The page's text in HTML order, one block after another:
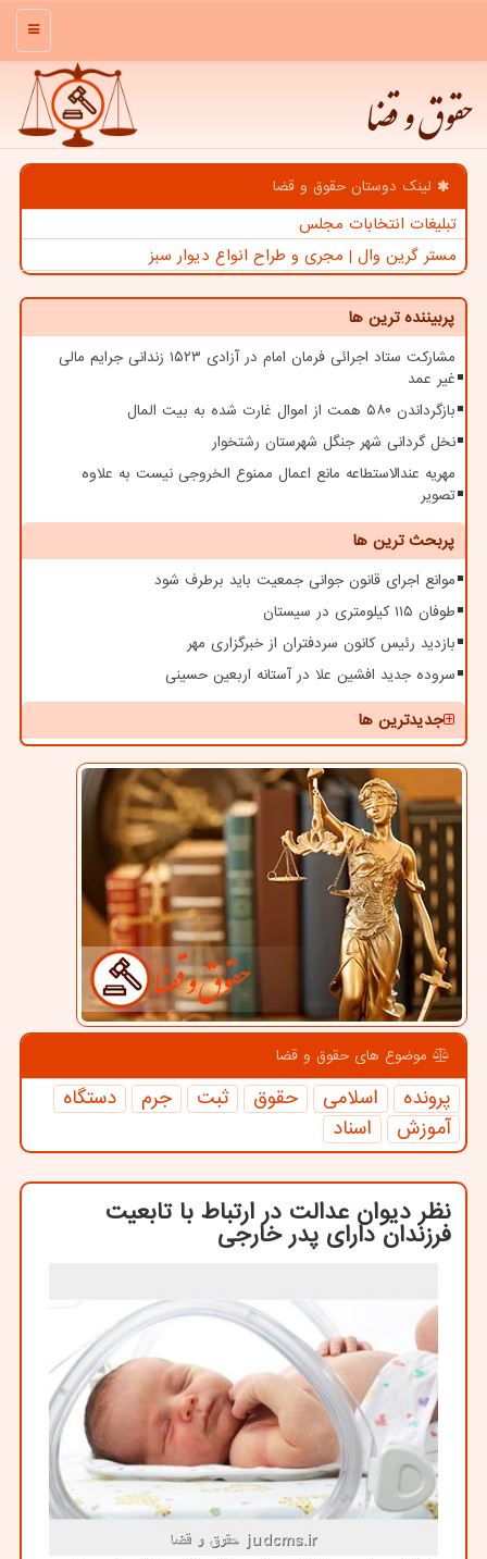
منو
حقوق و قضا
لینک دوستان حقوق و قضا
تبلیغات انتخابات مجلس
مستر گرین وال | مجری و طراح انواع دیوار سبز
پربیننده ترین ها
مشارکت ستاد اجرائی فرمان امام در آزادی ۱۵۲۳ زندانی جرایم مالی
غیر عمد
بازگرداندن ۵۸۰ همت از اموال غارت شده به بیت المال
نخل گردانی شهر جنگل شهرستان رشتخوار
مهریه عندالاستطاعه مانع اعمال ممنوع الخروجی نیست به علاوه
تصویر
پربحث ترین ها
موانع اجرای قانون جوانی جمعیت باید برطرف شود
طوفان ۱۱۵ کیلومتری در سیستان
بازدید رئیس کانون سردفتران از خبرگزاری مهر
سروده جدید افشین علا در آستانه اربعین حسینی
جدیدترین ها
موضوع های حقوق و قضا
پرونده اسلامی حقوق ثبت جرم
دستگاه
آموزش
اسناد
نظر دیوان عدالت در ارتباط با تابعیت
فرزندان دارای پدر خارجی